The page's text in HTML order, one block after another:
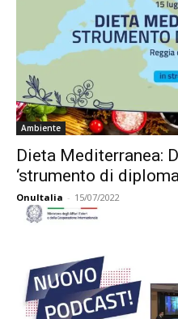
Ambiente
Dieta Mediterranea:
‘strumento di
OnuItalia - 15/07/2022